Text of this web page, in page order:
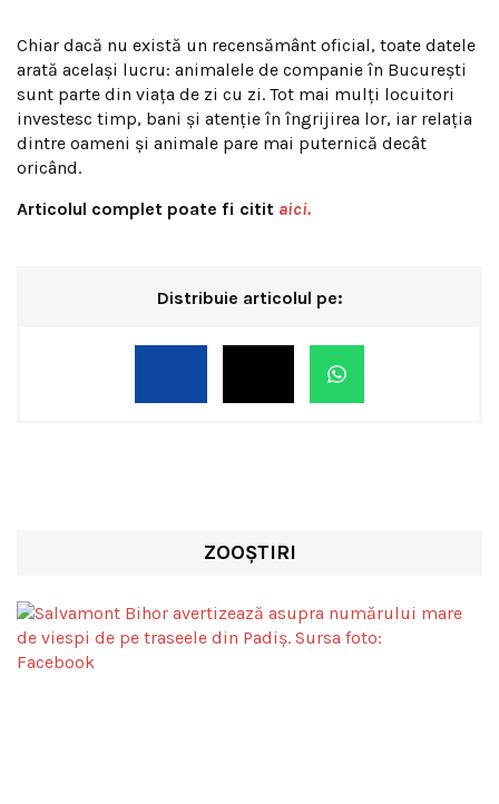
Chiar dacă nu există un recensământ oficial, toate datele
arată același lucru: animalele de companie în București
sunt parte din viața de zi cu zi. Tot mai mulți locuitori
investesc timp, bani și atenție în îngrijirea lor, iar relația
dintre oameni și animale pare mai puternică decât
oricând.
Articolul complet poate fi citit aici.
Distribuie articolul pe:
ZOOȘTIRI